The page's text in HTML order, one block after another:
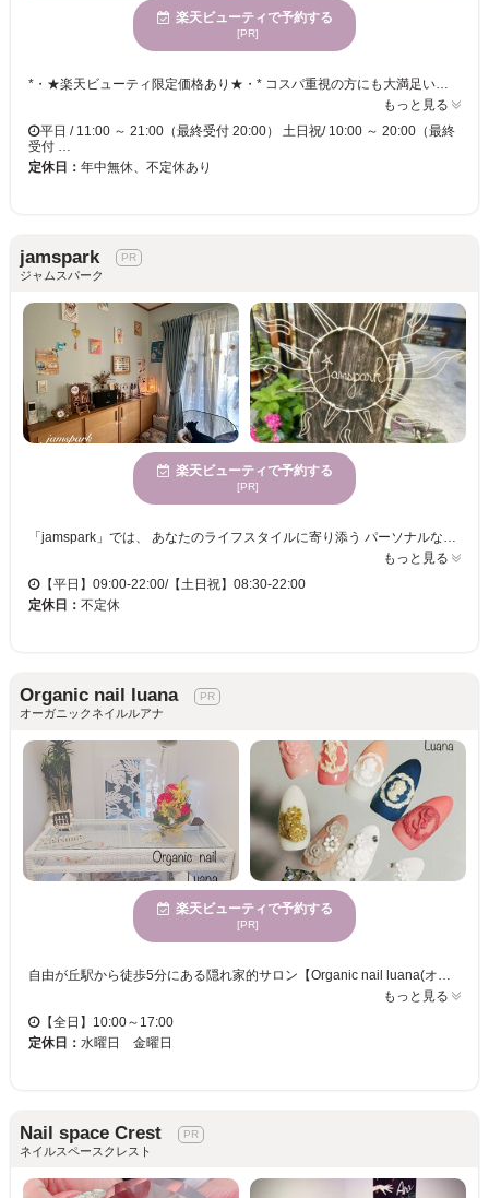
楽天ビューティで予約する
[PR]
*・★楽天ビューティ限定価格あり★・* コスパ重視の方にも大満足いただいています！ ☑ 忙しい方にも嬉しい【時短ネイル】 ☑ 落ち着いた空間で【リラックス施術】 ☑ シンプル〜トレンド・ニュアンスまで【幅広いデザイン対応】 皆様のお悩み・理想に近づけるよう、 精一杯お施術させて頂きます。 リーズナブルな価格と丁寧な施術で リラックスできるひとときをお過ごしください。
もっと見る
平日 / 11:00 ～ 21:00（最終受付 20:00） 土日祝/ 10:00 ～ 20:00（最終
受付 …
定休日： 年中無休、不定休あり
jamspark
ジャムスパーク
楽天ビューティで予約する
[PR]
「jamspark」では、 あなたのライフスタイルに寄り添う パーソナルなネイル体験をご提供します。 お爪の形・厚みはもちろん、 普段の手の使い方まで丁寧にカウンセリング。 日常にフィットする“あなただけ”の ベース＆コーティングをご提案します。 水仕事が多い方、PCをよく使う方にも◎ 機能性と美しさを両立したカスタムネイルで、 指先を見るたびに自信が持てる毎日へ。 お子様・ペット同伴OKの安心空間。 江ノ電「湘南海岸公園駅」から徒歩圏内で通いやすさも魅力。 ネイルは“飾り”ではなく、 あなたを引き立てる日常の一部に。 経験豊富なネイリストが、 あなただけの特別な指先を叶えます。 ぜひ「jamspark」で、 あなたらしいネイルの世界を。
もっと見る
【平日】09:00-22:00/【土日祝】08:30-22:00
定休日： 不定休
Organic nail luana
オーガニックネイルルアナ
楽天ビューティで予約する
[PR]
自由が丘駅から徒歩5分にある隠れ家的サロン【Organic nail luana(オーガニックネイルルアナ) 】 店内は清潔感のある白を基調に落ち着きのある雰囲気◎ハワイアンをイメージしてオーダーでお店作りをしました☆お一人様に タップリお時間を掛け丁寧な施術をさせて頂きます！☆技術・サービスともに自信をもってご提供するので、サロンが初めての方もお気軽にお任せください！ Organic nail luanaでは弱酸性でオーガニックエキス配合のジェルを使用◎植物エキス配合により育爪を促進します。オーガニックでありながら抜群の透明感とうる艶感のジェルネイルをお楽しみ頂けます♪爪の形成にもこだわり、お客様の爪の上にジェルで 美フォルムを作って施術を行います！短い爪、小さい爪、反り爪など・・・爪のあらゆるお悩みも気軽にご相談下さい☆
もっと見る
【全日】10:00～17:00
定休日： 水曜日 金曜日
Nail space Crest
ネイルスペースクレスト